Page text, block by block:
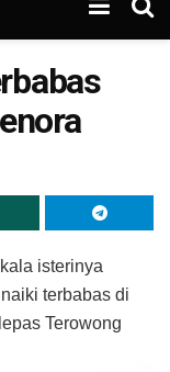
isterinya
terbabas di
Terowong